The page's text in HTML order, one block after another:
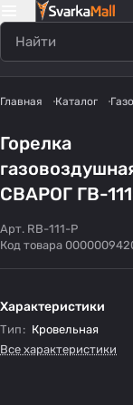
Главная Каталог
Горелка
СВАРОГ ГВ-
Арт. RB-111-P
Код товара
Характеристики
Тип : Кровельная
Все характеристики